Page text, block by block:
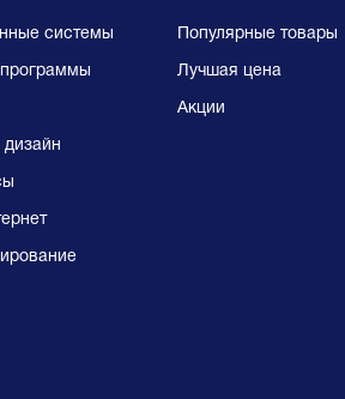
системы Популярные товары
Лучшая цена
Акции